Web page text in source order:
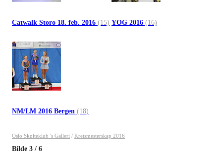
Catwalk Storo 18. feb. 2016 (15) YOG 2016 (16)
NM/LM 2016 Bergen (18)
Oslo Skøiteklub 's Galleri / Kretsmesterskap 2016
Bilde 3 / 6